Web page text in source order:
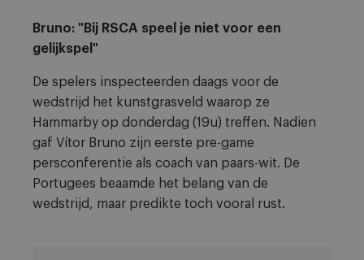
Bruno: "Bij RSCA speel je niet voor een
gelijkspel"
De spelers inspecteerden daags voor de
wedstrijd het kunstgrasveld waarop ze
Hammarby op donderdag (19u) treffen. Nadien
gaf Vítor Bruno zijn eerste pre-game
persconferentie als coach van paars-wit. De
Portugees beaamde het belang van de
wedstrijd, maar predikte toch vooral rust.